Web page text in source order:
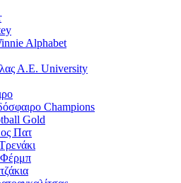
Alphabet
Α.Ε. University
Champions
Gold
Πατ